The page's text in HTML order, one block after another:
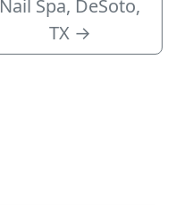
Nail Spa, DeSoto,
TX →